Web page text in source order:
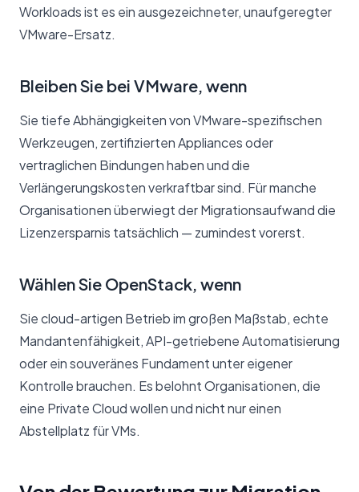
Workloads ist es ein ausgezeichneter, unaufgeregter
VMware-Ersatz.
Bleiben Sie bei VMware, wenn
Sie tiefe Abhängigkeiten von VMware-spezifischen
Werkzeugen, zertifizierten Appliances oder
vertraglichen Bindungen haben und die
Verlängerungskosten verkraftbar sind. Für manche
Organisationen überwiegt der Migrationsaufwand die
Lizenzersparnis tatsächlich — zumindest vorerst.
Wählen Sie OpenStack, wenn
Sie cloud-artigen Betrieb im großen Maßstab, echte
Mandantenfähigkeit, API-getriebene Automatisierung
oder ein souveränes Fundament unter eigener
Kontrolle brauchen. Es belohnt Organisationen, die
eine Private Cloud wollen und nicht nur einen
Abstellplatz für VMs.